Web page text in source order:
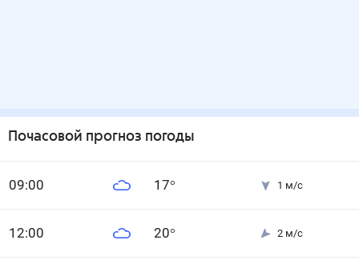
Почасовой прогноз погоды
09:00 17° 1 м/с
12:00 20° 2 м/с